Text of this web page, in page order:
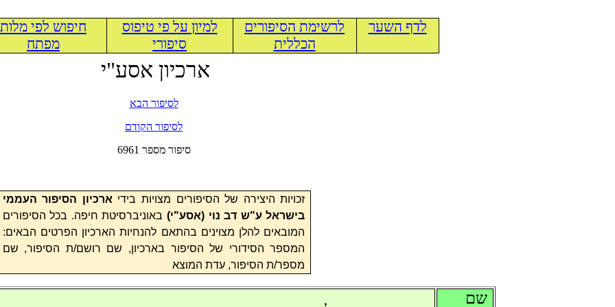
לדף השער
לרשימת הסיפורים
הכללית
למיון על פי טיפוס
סיפורי
חיפוש לפי מלות
מפתח
ארכיון אסע"י
לסיפור הבא
לסיפור הקודם
6961 סיפור מספר
זכויות היצירה של הסיפורים מצויות בידי ארכיון הסיפור העממי
בישראל ע"ש דב נוי (אסע"י) באוניברסיטת חיפה. בכל הסיפורים
המובאים להלן מצוינים בהתאם להנחיות הארכיון הפרטים הבאים:
המספר הסידורי של הסיפור בארכיון, שם רושם/ת הסיפור, שם
מספר/ת הסיפור, עדת המוצא
שם